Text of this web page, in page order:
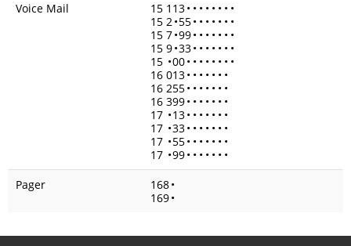
Voice Mail
15 113• • • • • • • •
15 2•55• • • • • • •
15 7•99• • • • • • •
15 9•33• • • • • • •
15 •00• • • • • • • •
16 013• • • • • • •
16 255• • • • • • •
16 399• • • • • • •
17 •13• • • • • • •
17 •33• • • • • • •
17 •55• • • • • • •
17 •99• • • • • • •
Pager
168•
169•